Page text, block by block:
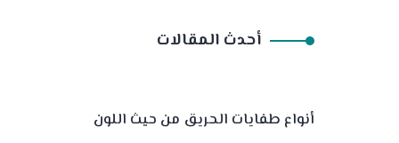
أحدث المقالات
أنواع طفايات الحريق من حيث اللون